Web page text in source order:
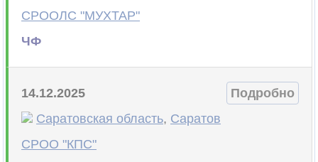
СРООЛС "МУХТАР"
ЧФ
14.12.2025
Подробно
Саратовская область, Саратов
СРОО "КПС"